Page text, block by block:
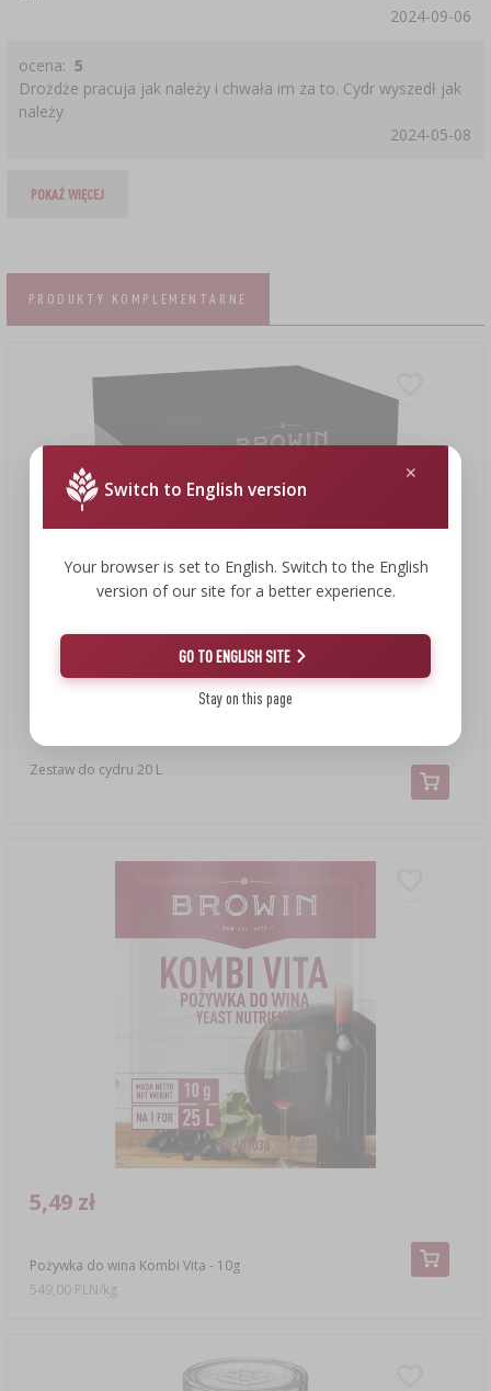
2024-09-06
ocena: 5
Drożdże pracuja jak należy i chwała im za to. Cydr wyszedł jak
należy
2024-05-08
POKAŻ WIĘCEJ
PRODUKTY KOMPLEMENTARNE
Zestaw do cydru 20 L
131,99 zł
Pożywka do wina Kombi Vita - 10g
5,49 zł
549,00 PLN/kg
Switch to English version
Your browser is set to English. Switch to the English
version of our site for a better experience.
GO TO ENGLISH SITE
Stay on this page